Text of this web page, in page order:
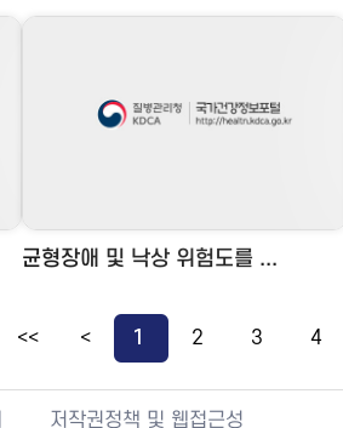
균형장애 및 낙상 위험도를 ...
<< < 1 2 3 4
저작권정책 및 웹접근성